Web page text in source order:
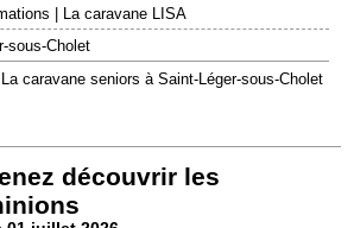
| La caravane LISA
sous-Cholet
caravane seniors à Saint-Léger-sous-Cholet
découvrir les